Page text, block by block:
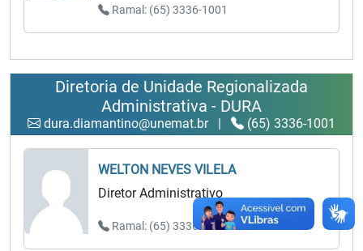
Ramal: (65) 3336-1001
Diretoria de Unidade Regionalizada
Administrativa - DURA
dura.diamantino@unemat.br | (65) 3336-1001
WELTON NEVES VILELA
Diretor Administrativo
Ramal: (65) 3336-1001